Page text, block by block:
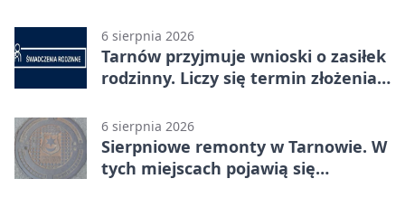
6 sierpnia 2026
Tarnów przyjmuje wnioski o zasiłek
rodzinny. Liczy się termin złożenia
6 sierpnia 2026
Sierpniowe remonty w Tarnowie. W
tych miejscach pojawią się